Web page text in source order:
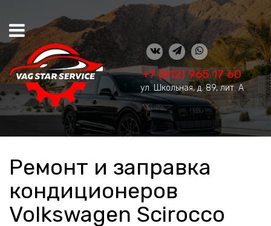
+7 (812) 965 17 60
ул. Школьная, д. 89, лит. А
Ремонт и заправка
кондиционеров
Volkswagen Scirocco